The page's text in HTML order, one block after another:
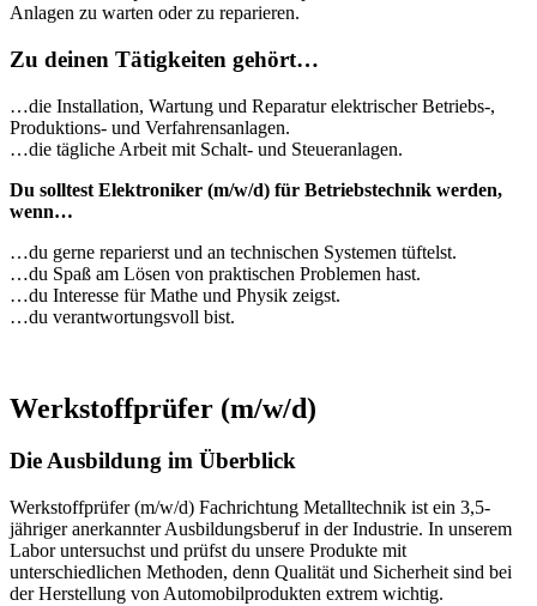
Anlagen zu warten oder zu reparieren.
Zu deinen Tätigkeiten gehört…
…die Installation, Wartung und Reparatur elektrischer Betriebs-,
Produktions- und Verfahrensanlagen.
…die tägliche Arbeit mit Schalt- und Steueranlagen.
Du solltest Elektroniker (m/w/d) für Betriebstechnik werden,
wenn…
…du gerne reparierst und an technischen Systemen tüftelst.
…du Spaß am Lösen von praktischen Problemen hast.
…du Interesse für Mathe und Physik zeigst.
…du verantwortungsvoll bist.
Werkstoffprüfer (m/w/d)
Die Ausbildung im Überblick
Werkstoffprüfer (m/w/d) Fachrichtung Metalltechnik ist ein 3,5-
jähriger anerkannter Ausbildungsberuf in der Industrie. In unserem
Labor untersuchst und prüfst du unsere Produkte mit
unterschiedlichen Methoden, denn Qualität und Sicherheit sind bei
der Herstellung von Automobilprodukten extrem wichtig.